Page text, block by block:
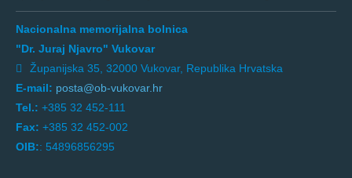
Nacionalna memorijalna bolnica
"Dr. Juraj Njavro" Vukovar
Županijska 35, 32000 Vukovar, Republika Hrvatska
E-mail: posta@ob-vukovar.hr
Tel.: +385 32 452-111
Fax: +385 32 452-002
OIB:: 54896856295